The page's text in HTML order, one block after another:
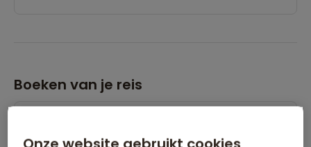
Boeken van je reis
boeken?